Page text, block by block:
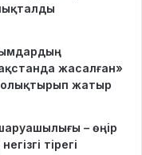
жасалған»
жатыр
– өңір
тірегі